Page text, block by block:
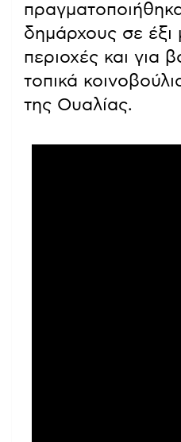
δημάρχους σε έξι
περιοχές και για
τοπικά
της Ουαλίας.